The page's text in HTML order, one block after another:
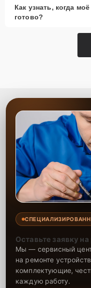
Как узнать, когда
готово?
Оставьте заявку
Мы — сервисный
на ремонте
комплектующие,
каждую работу.